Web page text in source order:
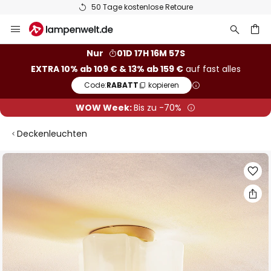
50 Tage kostenlose Retoure
Inhalt
Nur
01D 17H 16M 56S
EXTRA 10% ab 109 € & 13% ab 159 €auf fast alles
Code:RABATT kopieren
WOW Week:Bis zu -70%
Deckenleuchten
Zum
der